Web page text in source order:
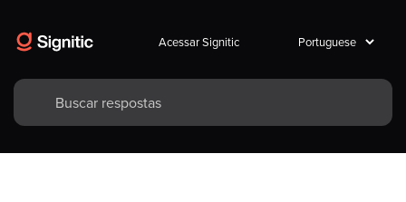
Acessar Signitic